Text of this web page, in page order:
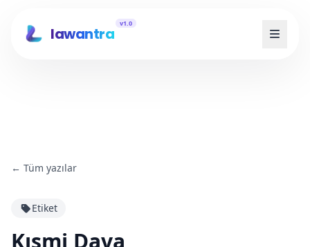
lawantra
v1.0
← Tüm yazılar
Etiket
Kısmi Dava